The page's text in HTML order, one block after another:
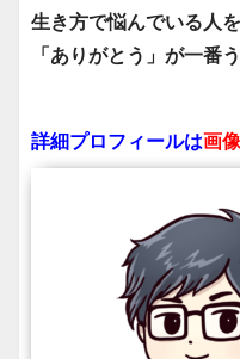
生き方で悩んでいる人
「ありがとう」が一番
詳細プロフィールは画